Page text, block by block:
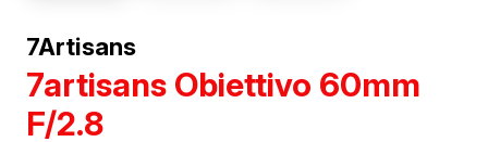
7Artisans
7artisans Obiettivo 60mm
F/2.8